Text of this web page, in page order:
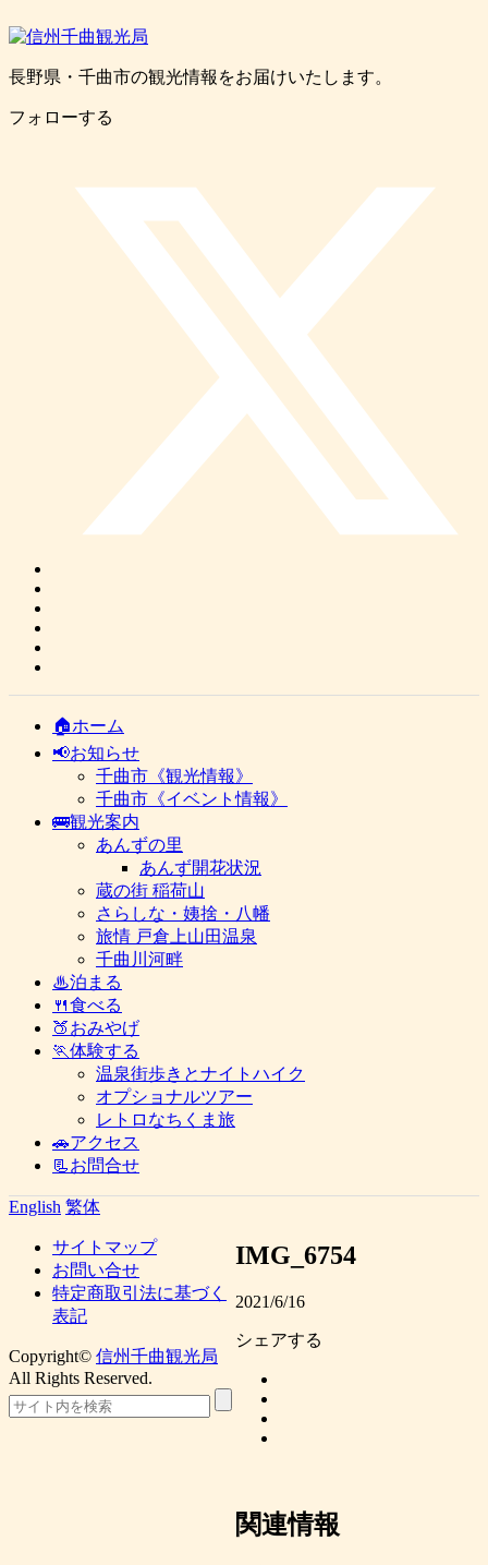
長野県・千曲市の観光情報をお届けいたします。
フォローする
🏠ホーム
📢お知らせ
千曲市《観光情報》
千曲市《イベント情報》
🚌観光案内
あんずの里
あんず開花状況
蔵の街 稲荷山
さらしな・姨捨・八幡
旅情 戸倉上山田温泉
千曲川河畔
♨泊まる
🍴食べる
🍑おみやげ
🏃体験する
温泉街歩きとナイトハイク
オプショナルツアー
レトロなちくま旅
🚗アクセス
📃お問合せ
English 繁体
IMG_6754
2021/6/16
シェアする
関連情報
サイトマップ
お問い合せ
特定商取引法に基づく
表記
Copyright© 信州千曲観光局
All Rights Reserved.